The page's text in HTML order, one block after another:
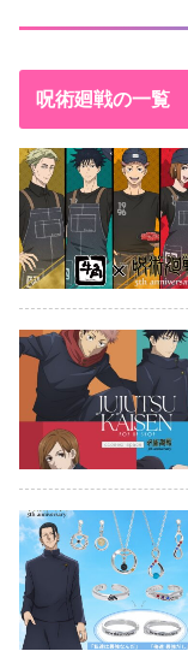
呪術廻戦の一覧